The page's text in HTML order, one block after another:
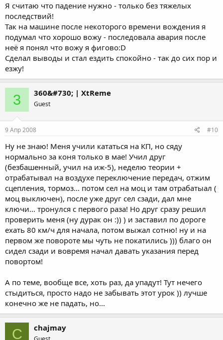
Я считаю что падение нужно - только без тяжелых
последствий!
Так на машине после некоторого времени вождения я
подумал что хорошо вожу - последовала авария после
неё я понял что вожу я фигово:D
Сделал выводы и стал ездить спокойно - так до сих пор и
езжу!
3 360&#730; | XtReme
Guest
9 Апр 2008 #10
Ну не знаю! Меня учили кататься на КП, но сяду
нормально за коня только в мае! Учил друг
(безбашенный, учил на иж-5), неделю теории +
отрабатывал на воздухе переключение передач, отжим
сцепления, тормоз... потом сел на моц и там отрабатыал (
моц выключен), после уже друг сел сзади, дал мне
ключи... тронулся с первого раза! Но друг сразу решил
проверить меня (ну дурак он :)) ) и заставил по дороге
ехать 80 км/ч для начала, потом выжал сотню! ну и на
первом же повороте мы чуть не покатились ))) благо он
сидел сзади и вовремя начал давать указания перед
повортом!
А по теме, вообще все, хоть раз, да упадут! Тут нечего
стыдиться, просто надо не забывать этот урок )) лучше
конечно же не падать, но...
C chajmay